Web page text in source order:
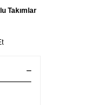
Takımlar